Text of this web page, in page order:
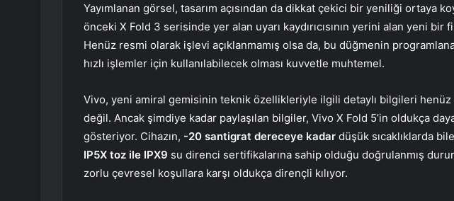
Yayımlanan görsel, tasarım açısından da dikkat çekici bir yeniliği ortaya
önceki X Fold 3 serisinde yer alan uyarı kaydırıcısının yerini alan yeni
Henüz resmi olarak işlevi açıklanmamış olsa da, bu düğmenin
hızlı işlemler için kullanılabilecek olması kuvvetle muhtemel.
Vivo, yeni amiral gemisinin teknik özellikleriyle ilgili detaylı bilgileri henüz
değil. Ancak şimdiye kadar paylaşılan bilgiler, Vivo X Fold 5’in oldukça
gösteriyor. Cihazın, -20 santigrat dereceye kadar düşük sıcaklıklarda
IP5X toz ile IPX9 su direnci sertifikalarına sahip olduğu doğrulanmış
zorlu çevresel koşullara karşı oldukça dirençli kılıyor.